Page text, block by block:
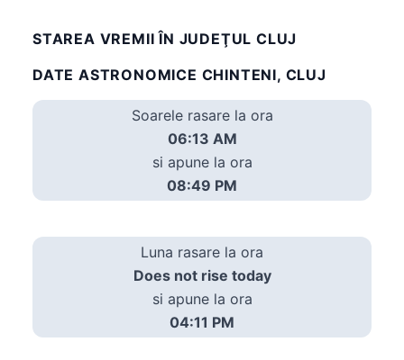
STAREA VREMII ÎN JUDEŢUL CLUJ
DATE ASTRONOMICE CHINTENI, CLUJ
Soarele rasare la ora
06:13 AM
si apune la ora
08:49 PM
Luna rasare la ora
Does not rise today
si apune la ora
04:11 PM